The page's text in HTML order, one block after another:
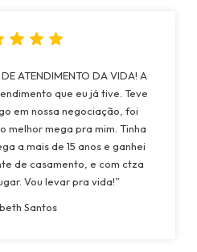
DE ATENDIMENTO DA VIDA! A
que eu já tive. Teve
em nossa negociação, foi
melhor mega pra mim. Tinha
a mais de 15 anos e ganhei
de casamento, e com ctza
Vou levar pra vida!”
Santos